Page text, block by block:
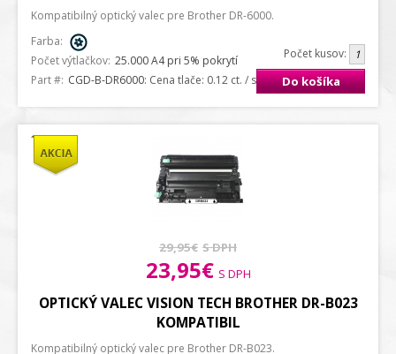
Počet kusov:
Do košíka
Kompatibilný optický valec pre Brother DR-6000.
Farba:
Počet výtlačkov: 25.000 A4 pri 5% pokrytí
Part #: CGD-B-DR6000: Cena tlače: 0.12 ct. / strana A4
29,95€ S DPH
23,95€ S DPH
OPTICKÝ VALEC VISION TECH BROTHER DR-B023
KOMPATIBIL
Kompatibilný optický valec pre Brother DR-B023.